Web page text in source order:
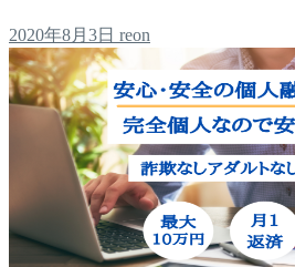
2020年8月3日 reon